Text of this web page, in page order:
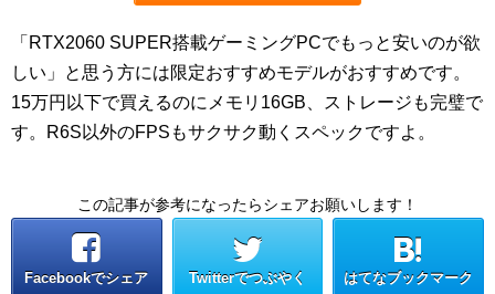
「RTX2060 SUPER搭載ゲーミングPCでもっと安いのが欲
しい」と思う方には限定おすすめモデルがおすすめです。
15万円以下で買えるのにメモリ16GB、ストレージも完璧で
す。R6S以外のFPSもサクサク動くスペックですよ。
この記事が参考になったらシェアお願いします！
Facebookでシェア Twitterでつぶやく はてなブックマーク